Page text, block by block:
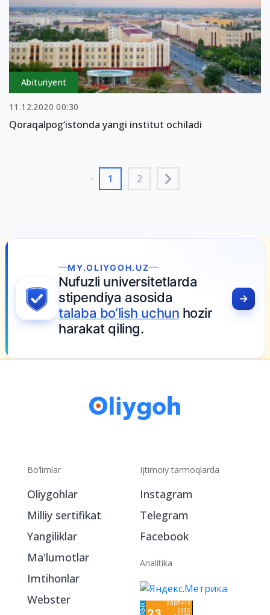
Abituriyent
11.12.2020 00:30
Qoraqalpog‘istonda yangi institut ochiladi
1 2
Bo‘limlar
Oliygohlar
Ijtimoiy tarmoqlarda
Telegram
Facebook